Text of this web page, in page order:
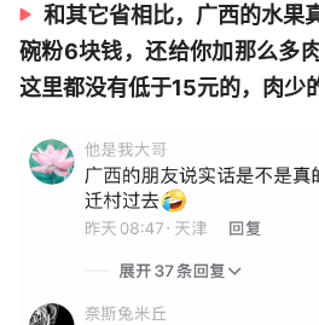
和其它省相比，广西的水果
碗粉6块钱，还给你加那么多
这里都没有低于15元的，肉少